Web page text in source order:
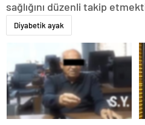
sağlığını düzenli takip
Diyabetik ayak